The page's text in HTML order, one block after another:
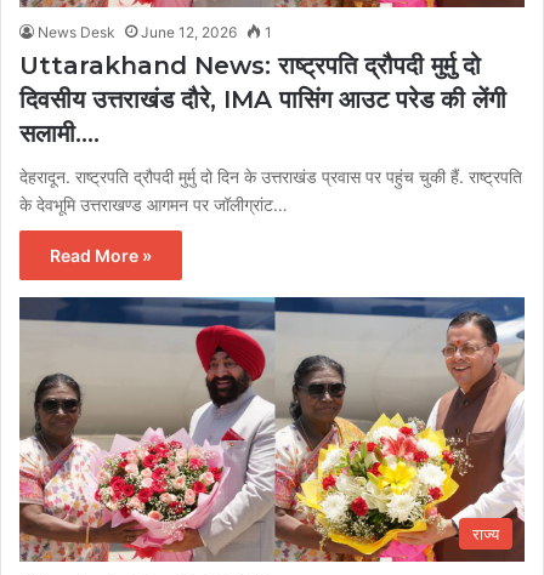
News Desk June 12, 2026 1
Uttarakhand News: राष्ट्रपति द्रौपदी मुर्मु दो
दिवसीय उत्तराखंड दौरे, IMA पासिंग आउट परेड की लेंगी
सलामी….
देहरादून. राष्ट्रपति द्रौपदी मुर्मु दो दिन के उत्तराखंड प्रवास पर पहुंच चुकी हैं. राष्ट्रपति
के देवभूमि उत्तराखण्ड आगमन पर जॉलीग्रांट…
Read More »
राज्य